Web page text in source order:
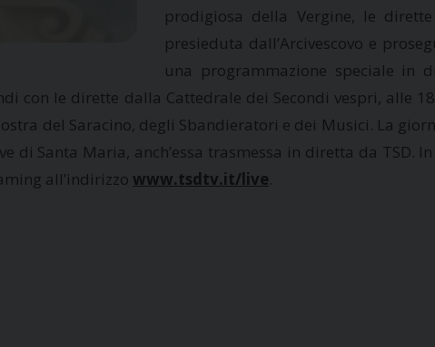
prodigiosa della Vergine, le
presieduta dall’Arcivescovo e
una programmazione speciale in
con le dirette dalla Cattedrale dei Secondi vespri, alle
del Saracino, degli Sbandieratori e dei Musici. La
di Santa Maria, anch’essa trasmessa in diretta da
all’indirizzo www.tsdtv.it/live.